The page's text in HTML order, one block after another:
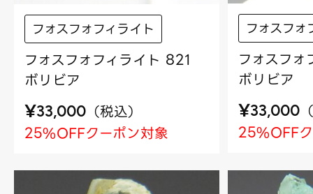
フォスフォフィライト
フォスフォフィライト 821
ボリビア
¥33,000 （税込）
25%OFFクーポン対象
フォスフォ
フォスフ
ボリビア
¥33,000 （
25%OFF